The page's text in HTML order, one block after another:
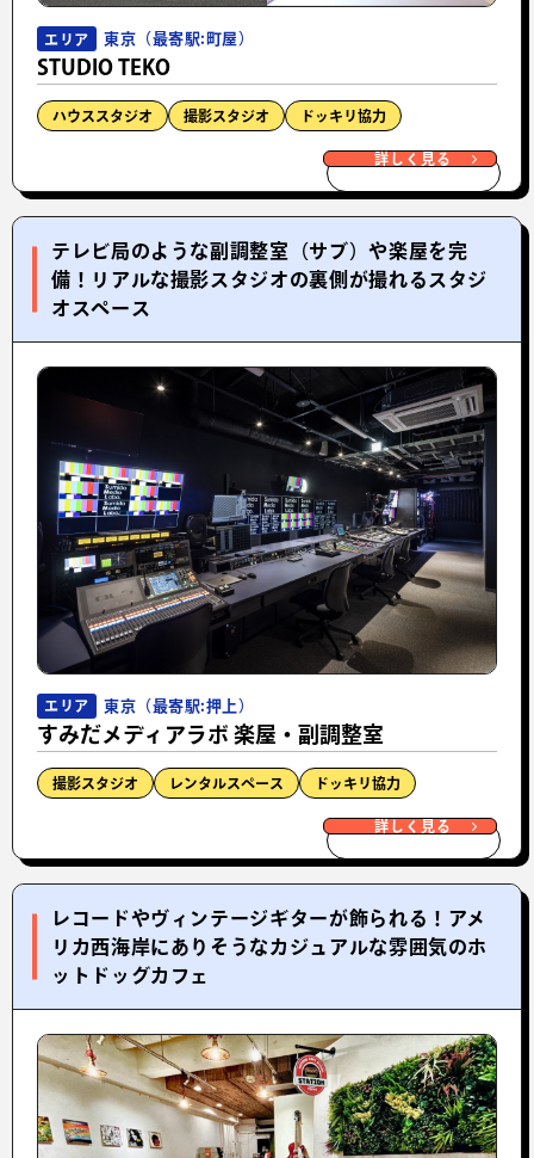
エリア 東京（最寄駅:町屋）
STUDIO TEKO
ハウススタジオ 撮影スタジオ ドッキリ協力
詳しく見る
テレビ局のような副調整室（サブ）や楽屋を完
備！リアルな撮影スタジオの裏側が撮れるスタジ
オスペース
エリア 東京（最寄駅:押上）
すみだメディアラボ 楽屋・副調整室
撮影スタジオ レンタルスペース ドッキリ協力
詳しく見る
レコードやヴィンテージギターが飾られる！アメ
リカ西海岸にありそうなカジュアルな雰囲気のホ
ットドッグカフェ